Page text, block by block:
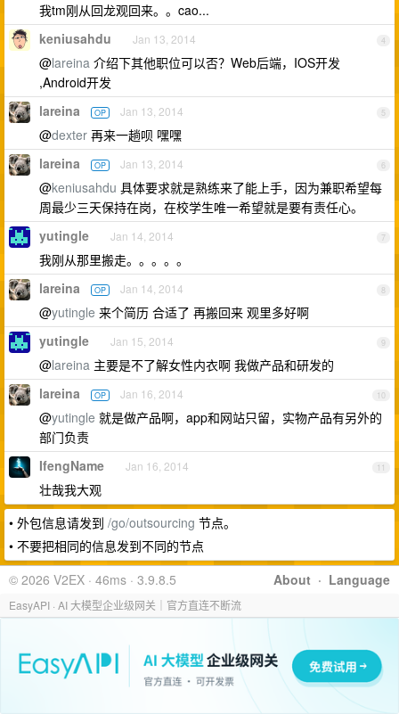
我tm刚从回龙观回来。。cao...
4
keniusahdu Jan 13, 2014
@lareina 介绍下其他职位可以否？Web后端，IOS开发
,Android开发
5
lareina OP Jan 13, 2014
@dexter 再来一趟呗 嘿嘿
6
lareina OP Jan 13, 2014
@keniusahdu 具体要求就是熟练来了能上手，因为兼职希望每
周最少三天保持在岗，在校学生唯一希望就是要有责任心。
7
yutingle Jan 14, 2014
我刚从那里搬走。。。。。
8
lareina OP Jan 14, 2014
@yutingle 来个简历 合适了 再搬回来 观里多好啊
9
yutingle Jan 15, 2014
@lareina 主要是不了解女性内衣啊 我做产品和研发的
10
lareina OP Jan 16, 2014
@yutingle 就是做产品啊，app和网站只留，实物产品有另外的
部门负责
11
IfengName Jan 16, 2014
壮哉我大观
• 外包信息请发到 /go/outsourcing 节点。
• 不要把相同的信息发到不同的节点
About · Language
© 2026 V2EX · 46ms · 3.9.8.5
EasyAPI · AI 大模型企业级网关｜官方直连不断流